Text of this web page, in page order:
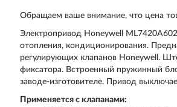
Обращаем ваше внимание, что цена
Электропривод Honeywell
отопления, кондиционирования.
регулирующих клапанов Honeywell.
фиксатора. Встроенный пружинный
заводе-изготовителе. Привод
Применяется с клапанами: